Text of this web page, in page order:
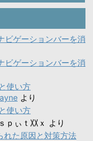
ゲーションバーを消
ゲーションバーを消
使い方
より
使い方
ｐぃｔ〷ｘ より
れた原因と対策方法